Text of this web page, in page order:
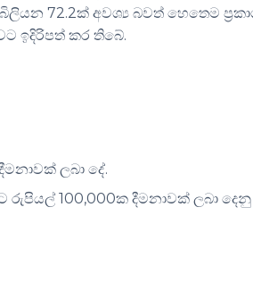
72.2ක් අවශ්‍ය බවත් හෙතෙම
ඉදිරිපත් කර තිබේ.
ලබා දේ.
රුපියල් 100,000ක දීමනාවක් ලබා දෙනු